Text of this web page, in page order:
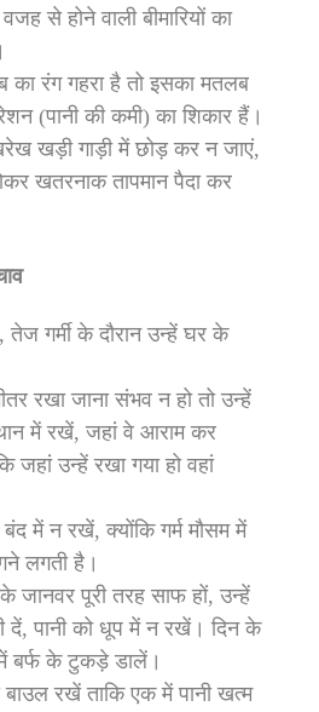
से होने वाली बीमारियों का
का रंग गहरा है तो इसका मतलब
(पानी की कमी) का शिकार हैं।
खड़ी गाड़ी में छोड़ कर न जाएं,
खतरनाक तापमान पैदा कर
गर्मी के दौरान उन्हें घर के
रखा जाना संभव न हो तो उन्हें
में रखें, जहां वे आराम कर
उन्हें रखा गया हो वहां
बंद में न रखें, क्योंकि गर्म मौसम में
लगती है।
जानवर पूरी तरह साफ हों, उन्हें
दें, पानी को धूप में न रखें। दिन के
बर्फ के टुकड़े डालें।
बाउल रखें ताकि एक में पानी खत्म